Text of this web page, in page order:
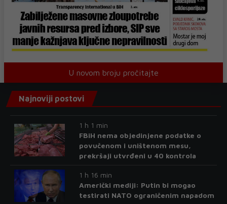
U novom broju pročitajte
Najnoviji postovi
1 h 1 min
FBiH nema objedinjene podatke o
povučenom i uništenom mesu,
prekršaji utvrđeni u 40 kontrola
1 h 16 min
Američki mediji: Putin bi mogao
testirati NATO ograničenim napadom